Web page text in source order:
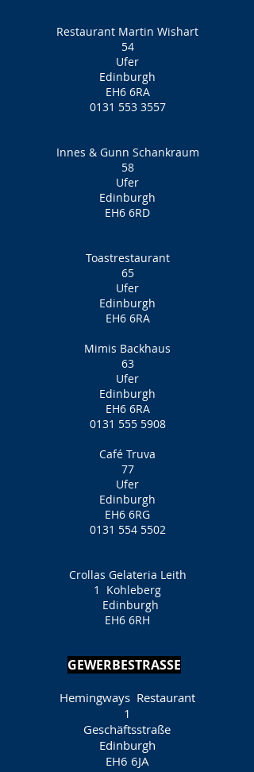
Restaurant Martin Wishart
54
Ufer
Edinburgh
EH6 6RA
0131 553 3557
Innes & Gunn Schankraum
58
Ufer
Edinburgh
EH6 6RD
Toastrestaurant
65
Ufer
Edinburgh
EH6 6RA
Mimis Backhaus
63
Ufer
Edinburgh
EH6 6RA
0131 555 5908
Café Truva
77
Ufer
Edinburgh
EH6 6RG
0131 554 5502
Crollas Gelateria Leith
1
Kohleberg
Edinburgh
EH6 6RH
GEWERBESTRASSE
Hemingways Restaurant
1
Geschäftsstraße
Edinburgh
EH6 6JA